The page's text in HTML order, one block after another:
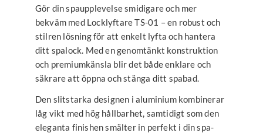
Gör din spaupplevelse smidigare och mer
bekväm med Locklyftare TS-01 – en robust och
stilren lösning för att enkelt lyfta och hantera
ditt spalock. Med en genomtänkt konstruktion
och premiumkänsla blir det både enklare och
säkrare att öppna och stänga ditt spabad.
Den slitstarka designen i aluminium kombinerar
låg vikt med hög hållbarhet, samtidigt som den
eleganta finishen smälter in perfekt i din spa-